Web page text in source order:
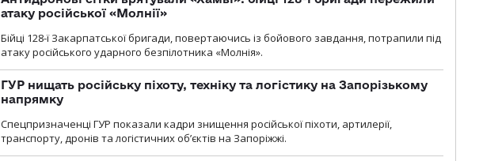
атаку російської «Молнії»
Бійці 128-ї Закарпатської бригади, повертаючись із бойового завдання, потрапили під
атаку російського ударного безпілотника «Молнія».
ГУР нищать російську піхоту, техніку та логістику на Запорізькому
напрямку
Спецпризначенці ГУР показали кадри знищення російської піхоти, артилерії,
транспорту, дронів та логістичних об’єктів на Запоріжжі.